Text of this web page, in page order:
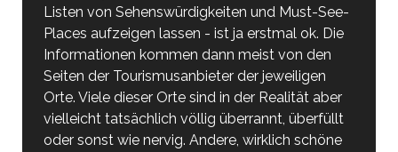
Listen von Sehenswürdigkeiten und Must-See-
Places aufzeigen lassen - ist ja erstmal ok. Die
Informationen kommen dann meist von den
Seiten der Tourismusanbieter der jeweiligen
Orte. Viele dieser Orte sind in der Realität aber
vielleicht tatsächlich völlig überrannt, überfüllt
oder sonst wie nervig. Andere, wirklich schöne